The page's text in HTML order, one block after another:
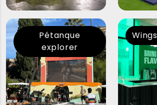
Pétanque
explorer